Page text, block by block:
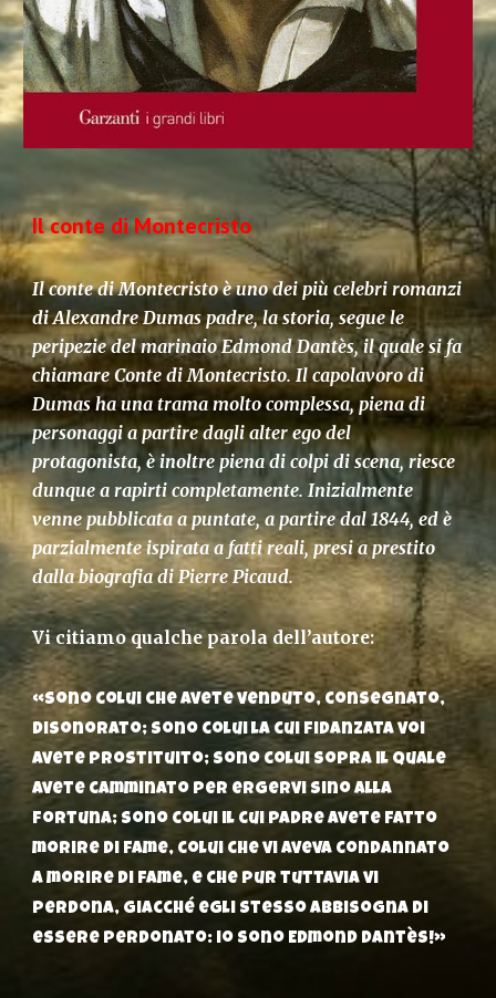
Il conte di Montecristo
Il conte di Montecristo è uno dei più celebri romanzi
di Alexandre Dumas padre, la storia, segue le
peripezie del marinaio Edmond Dantès, il quale si fa
chiamare Conte di Montecristo. Il capolavoro di
Dumas ha una trama molto complessa, piena di
personaggi a partire dagli alter ego del
protagonista, è inoltre piena di colpi di scena, riesce
dunque a rapirti completamente. Inizialmente
venne pubblicata a puntate, a partire dal 1844, ed è
parzialmente ispirata a fatti reali, presi a prestito
dalla biografia di Pierre Picaud.
Vi citiamo qualche parola dell’autore:
«Sono colui che avete venduto, consegnato,
disonorato; sono colui la cui fidanzata voi
avete prostituito; sono colui sopra il quale
avete camminato per ergervi sino alla
fortuna; sono colui il cui padre avete fatto
morire di fame, colui che vi aveva condannato
a morire di fame, e che pur tuttavia vi
perdona, giacché egli stesso abbisogna di
essere perdonato: io sono Edmond Dantès!»